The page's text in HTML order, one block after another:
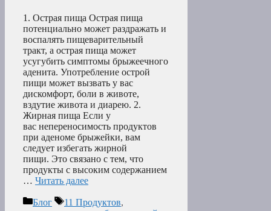
1. Острая пища Острая пища
потенциально может раздражать и
воспалять пищеварительный
тракт, а острая пища может
усугубить симптомы брыжеечного
аденита. Употребление острой
пищи может вызвать у вас
дискомфорт, боли в животе,
вздутие живота и диарею. 2.
Жирная пища Если у
вас непереносимость продуктов
при аденоме брыжейки, вам
следует избегать жирной
пищи. Это связано с тем, что
продукты с высоким содержанием
… Читать далее
Рубрики
Блог Метки
11 Продуктов,